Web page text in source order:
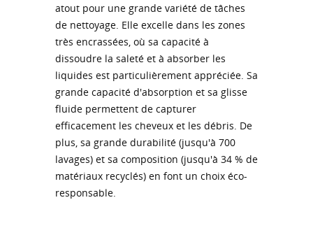
atout pour une grande variété de tâches
de nettoyage. Elle excelle dans les zones
très encrassées, où sa capacité à
dissoudre la saleté et à absorber les
liquides est particulièrement appréciée. Sa
grande capacité d'absorption et sa glisse
fluide permettent de capturer
efficacement les cheveux et les débris. De
plus, sa grande durabilité (jusqu'à 700
lavages) et sa composition (jusqu'à 34 % de
matériaux recyclés) en font un choix éco-
responsable.